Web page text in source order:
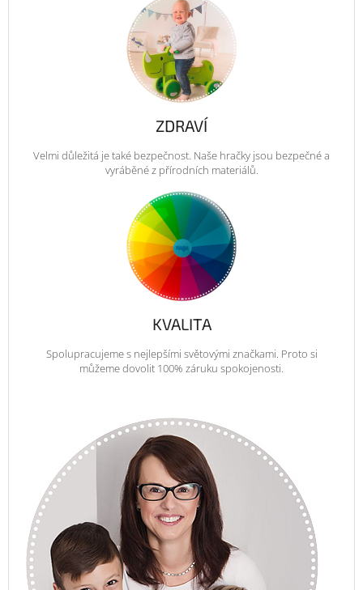
ZDRAVÍ
Velmi důležitá je také bezpečnost. Naše hračky jsou bezpečné a
vyráběné z přírodních materiálů.
KVALITA
Spolupracujeme s nejlepšími světovými značkami. Proto si
můžeme dovolit 100% záruku spokojenosti.